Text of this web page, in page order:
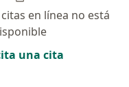
en línea no está
una cita